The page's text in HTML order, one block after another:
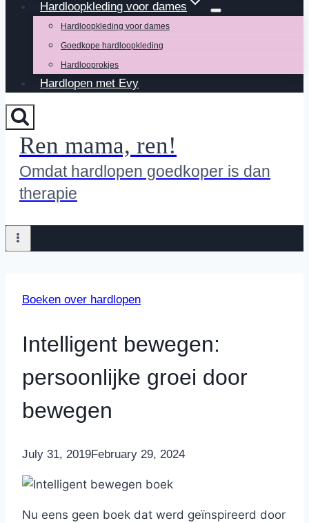
Hardloopkleding voor dames
Hardloopkleding voor dames
Goedkope hardloopkleding
Hardlooprokjes
Hardlopen met Evy
Ren mama, ren!
Omdat hardlopen goedkoper is dan
therapie
Boeken over hardlopen
Intelligent bewegen:
persoonlijke groei door
bewegen
By Nicole
July 31, 2019February 29, 2024
Nu eens geen boek dat werd geïnspireerd door